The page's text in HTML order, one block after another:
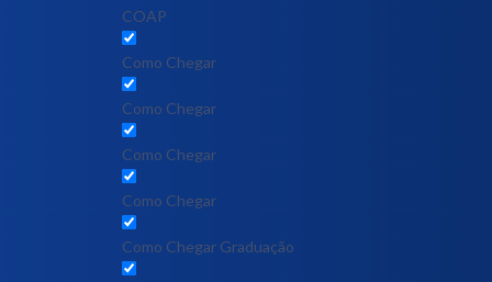
COAP
Como Chegar
Como Chegar
Como Chegar
Como Chegar
Como Chegar Graduação